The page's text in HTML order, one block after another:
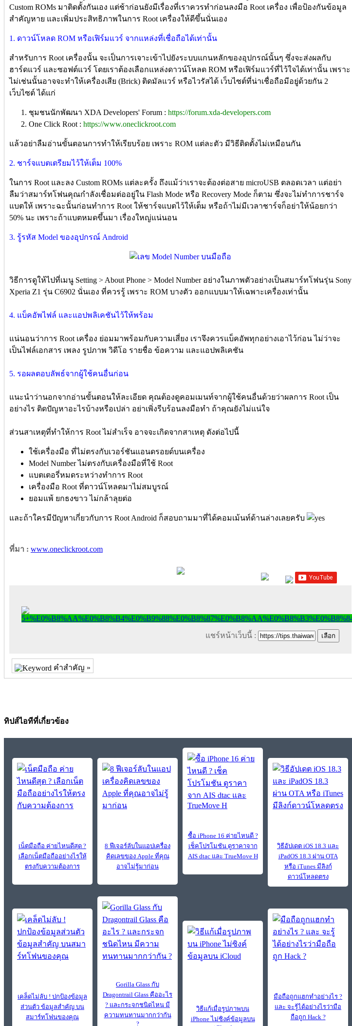
Custom ROMs มาติดตั้งกันเอง แต่ช้าก่อนยังมีเรื่องที่เราควรทำก่อนลงมือ Root เครื่อง เพื่อป้องกันข้อมูล
สำคัญหาย และเพิ่มประสิทธิภาพในการ Root เครื่องให้ดีขึ้นนั่นเอง
1. ดาวน์โหลด ROM หรือเฟิร์มแวร์ จากแหล่งที่เชื่อถือได้เท่านั้น
สำหรับการ Root เครื่องนั้น จะเป็นการเจาะเข้าไปยังระบบแกนหลักของอุปกรณ์นั้นๆ ซึ่งจะส่งผลกับ
ฮาร์ดแวร์ และซอฟต์แวร์ โดยเราต้องเลือกแหล่งดาวน์โหลด ROM หรือเฟิร์มแวร์ที่ไว้ใจได้เท่านั้น เพราะ
ไม่เช่นนั้นอาจจะทำให้เครื่องเสีย (Brick) ติดมัลแวร์ หรือไวรัสได้ เว็บไซต์ที่น่าเชื่อถือมีอยู่ด้วยกัน 2
เว็บไซต์ ได้แก่
ชุมชนนักพัฒนา XDA Developers' Forum : https://forum.xda-developers.com
One Click Root : https://www.oneclickroot.com
แล้วอย่าลืมอ่านขั้นตอนการทำให้เรียบร้อย เพราะ ROM แต่ละตัว มีวิธีติดตั้งไม่เหมือนกัน
2. ชาร์จแบตเตรียมไว้ให้เต็ม 100%
ในการ Root และลง Custom ROMs แต่ละครั้ง ถึงแม้ว่าเราจะต้องต่อสาย microUSB ตลอดเวลา แต่อย่า
ลืมว่าสมาร์ทโฟนคุณกำลังเชื่อมต่ออยู่ใน Flash Mode หรือ Recovery Mode ก็ตาม ซึ่งจะไม่ทำการชาร์จ
แบตให้ เพราะฉะนั้นก่อนทำการ Root ให้ชาร์จแบตไว้ให้เต็ม หรือถ้าไม่มีเวลาชาร์จก็อย่าให้น้อยกว่า
50% นะ เพราะถ้าแบตหมดขึ้นมา เรื่องใหญ่แน่นอน
3. รู้รหัส Model ของอุปกรณ์ Android
วิธีการดูให้ไปที่เมนู Setting > About Phone > Model Number อย่างในภาพตัวอย่างเป็นสมาร์ทโฟนรุ่น Sony
Xperia Z1 รุ่น C6902 นั่นเอง ที่ควรรู้ เพราะ ROM บางตัว ออกแบบมาให้เฉพาะเครื่องเท่านั้น
4. แบ็คอัพไฟล์ และแอปพลิเคชันไว้ให้พร้อม
แน่นอนว่าการ Root เครื่อง ย่อมมาพร้อมกับความเสี่ยง เราจึงควรแบ็คอัพทุกอย่างเอาไว้ก่อน ไม่ว่าจะ
เป็นไฟล์เอกสาร เพลง รูปภาพ วิดีโอ รายชื่อ ข้อความ และแอปพลิเคชัน
5. รอผลตอบลัพธ์จากผู้ใช้คนอื่นก่อน
แนะนำว่านอกจากอ่านขั้นตอนให้ละเอียด คุณต้องดูคอมเมนท์จากผู้ใช้คนอื่นด้วยว่าผลการ Root เป็น
อย่างไร ติดปัญหาอะไรบ้างหรือเปล่า อย่าเพิ่งรีบร้อนลงมือทำ ถ้าคุณยังไม่แน่ใจ
ส่วนสาเหตุที่ทำให้การ Root ไม่สำเร็จ อาจจะเกิดจากสาเหตุ ดังต่อไปนี้
ใช้เครื่องมือ ที่ไม่ตรงกับเวอร์ชันแอนดรอยด์บนเครื่อง
Model Number ไม่ตรงกับเครื่องมือที่ใช้ Root
แบตเตอรี่หมดระหว่างทำการ Root
เครื่องมือ Root ที่ดาวน์โหลดมาไม่สมบูรณ์
ยอมแพ้ ยกธงขาว ไม่กล้าลุยต่อ
และถ้าใครมีปัญหาเกี่ยวกับการ Root Android ก็สอบถามมาที่ได้คอมเม้นท์ด้านล่างเลยครับ
ที่มา : www.oneclickroot.com
แชร์หน้าเว็บนี้ :
คำสำคัญ »
ทิปส์ไอทีที่เกี่ยวข้อง
เน็ตมือถือ ค่ายไหนดีสุด ?
เลือกเน็ตมือถืออย่างไรให้
ตรงกับความต้องการ
8 ฟีเจอร์ลับในแอปเครื่อง
คิดเลขของ Apple ที่คุณ
อาจไม่รู้มาก่อน
ซื้อ iPhone 16 ค่ายไหนดี ?
เช็คโปรโมชัน ดูราคาจาก
AIS dtac และ TrueMove H
วิธีอัปเดต iOS 18.3 และ
iPadOS 18.3 ผ่าน OTA
หรือ iTunes มีลิงก์
ดาวน์โหลดตรง
เคล็ดไม่ลับ ! ปกป้องข้อมูล
ส่วนตัว ข้อมูลสำคัญ บน
สมาร์ทโฟนของคุณ
Gorilla Glass กับ
Dragontrail Glass คืออะไร
? และกระจกชนิดไหน มี
ความทนทานมากกว่ากัน
?
วิธีแก้เมื่อรูปภาพบน
iPhone ไม่ซิงค์ข้อมูลบน
มือถือถูกแฮกทำอย่างไร ?
และ จะรู้ได้อย่างไรว่ามือ
ถือถูก Hack ?